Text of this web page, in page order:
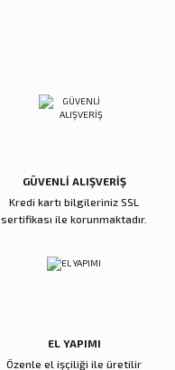
GÜVENLİ ALIŞVERİŞ
Kredi kartı bilgileriniz SSL
sertifikası ile korunmaktadır.
EL YAPIMI
Özenle el işçiliği ile üretilir